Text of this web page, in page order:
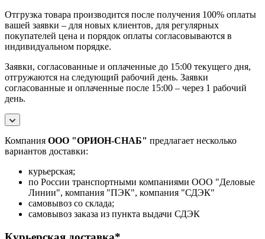
Отгрузка товара производится после получения 100% оплаты
вашей заявки – для новых клиентов, для регулярных
покупателей цена и порядок оплаты согласовываются в
индивидуальном порядке.
Заявки, согласованные и оплаченные до 15:00 текущего дня,
отгружаются на следующий рабочий день. Заявки
согласованные и оплаченные после 15:00 – через 1 рабочий
день.
Компания ООО "ОРИОН-СНАБ" предлагает несколько
вариантов доставки:
курьерская;
по России транспортными компаниями ООО "Деловые
Линии", компания "ПЭК", компания "СДЭК"
самовывоз со склада;
самовывоз заказа из пункта выдачи СДЭК